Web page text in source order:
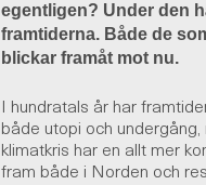
egentligen? Under den
framtiderna. Både de
blickar framåt mot nu.
I hundratals år har
både utopi och
klimatkris har en allt mer
fram både i Norden och